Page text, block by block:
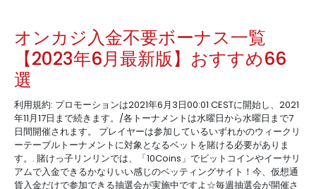
オンカジ入金不要ボーナス一覧
【2023年6月最新版】おすすめ66
選
利用規約: プロモーションは2021年6月3日00:01 CESTに開始し、2021
年11月17日まで続きます。/各トーナメントは水曜日から水曜日まで7
日間開催されます。 プレイヤーは参加しているいずれかのウィークリ
ーテーブルトーナメントに対象となるベットを賭ける必要がありま
す。. 賭けっ子リンリンでは、「10Coins」でビットコインやイーサリ
アムで入金できるかなりいい感じのベッティングサイト！今、仮想通
貨入金だけで参加できる抽選会が実施中ですよ☆毎週抽選会が開催さ